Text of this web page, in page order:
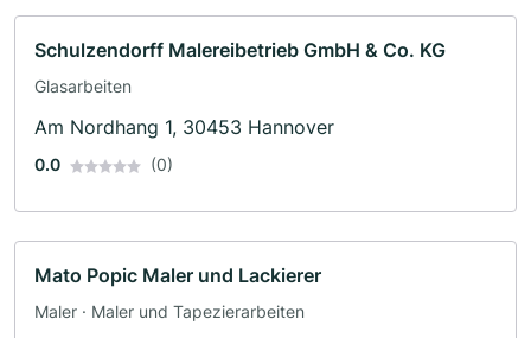
Schulzendorff Malereibetrieb GmbH & Co. KG
Glasarbeiten
Am Nordhang 1, 30453 Hannover
0.0 (0)
Mato Popic Maler und Lackierer
Maler · Maler und Tapezierarbeiten